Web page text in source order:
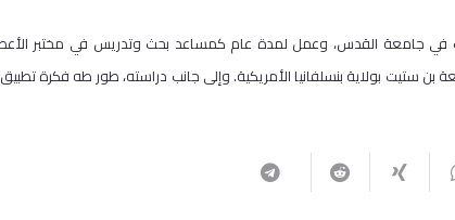
في جامعة القدس، وعمل لمدة عام كمساعد بحث وتدريس في مختبر
بن ستيت بولاية بنسلفانيا الأمريكية. وإلى جانب دراسته، طور طه فكرة